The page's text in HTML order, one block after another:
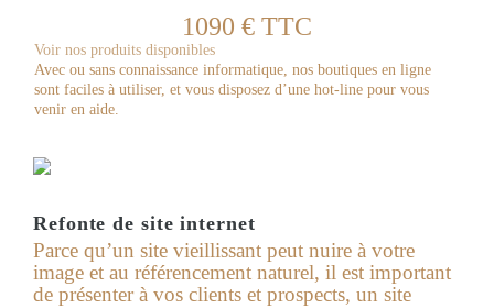
1090 € TTC
Voir nos produits disponibles
Avec ou sans connaissance informatique, nos boutiques en ligne
sont faciles à utiliser, et vous disposez d’une hot-line pour vous
venir en aide.
Refonte de site internet
Parce qu’un site vieillissant peut nuire à votre
image et au référencement naturel, il est important
de présenter à vos clients et prospects, un site